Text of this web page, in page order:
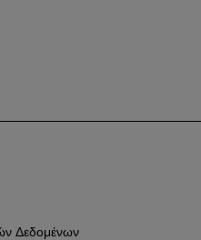
Δεδομένων